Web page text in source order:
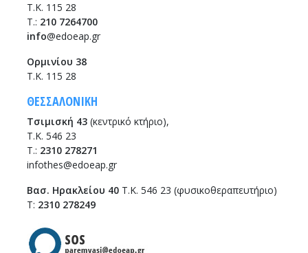
Τ.Κ. 115 28
T.: 210 7264700
info@edoeap.gr
Ορμινίου 38
Τ.Κ. 115 28
ΘΕΣΣΑΛΟΝΙΚΗ
Τσιμισκή 43 (κεντρικό κτήριο),
Τ.Κ. 546 23
T.: 2310 278271
infothes@edoeap.gr
Βασ. Ηρακλείου 40 Τ.Κ. 546 23 (φυσικοθεραπευτήριο)
Τ: 2310 278249